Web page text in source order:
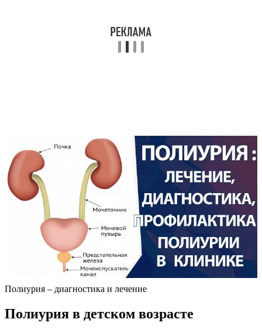
Полиурия – диагностика и лечение
Полиурия в детском возрасте